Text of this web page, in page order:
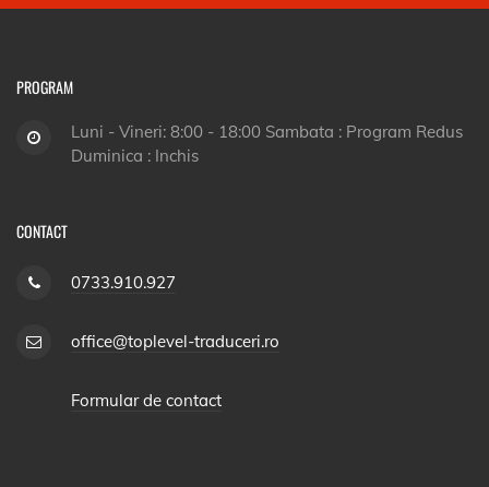
PROGRAM
Luni - Vineri: 8:00 - 18:00 Sambata : Program Redus
Duminica : Inchis
CONTACT
0733.910.927
office@toplevel-traduceri.ro
Formular de contact